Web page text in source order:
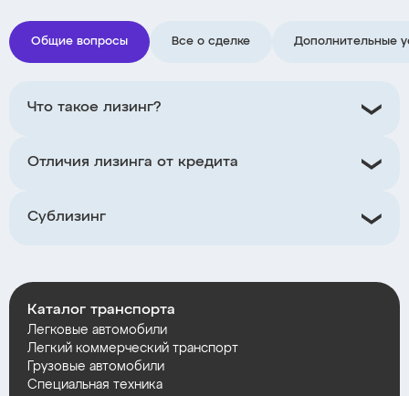
Общие вопросы Все о сделке Дополнительные
Что такое лизинг?
Отличия лизинга от кредита
Сублизинг
Каталог транспорта
Легковые автомобили
Легкий коммерческий транспорт
Грузовые автомобили
Специальная техника